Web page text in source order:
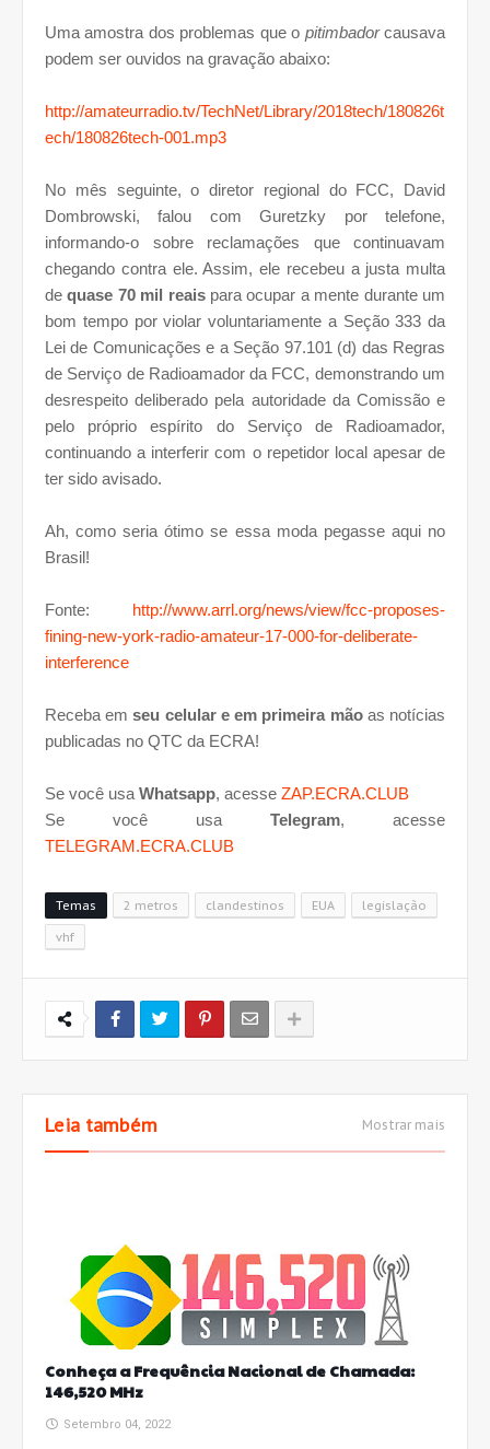
Uma amostra dos problemas que o pitimbadorcausava
podem ser ouvidos na gravação abaixo:
http://amateurradio.tv/TechNet/Library/2018tech/180826t
ech/180826tech-001.mp3
No mês seguinte, o diretor regional do FCC, David
Dombrowski, falou com Guretzky por telefone,
informando-o sobre reclamações que continuavam
chegando contra ele. Assim, ele recebeu a justa multa
dequase 70 mil reais para ocupar a mente durante um
bom tempo por violar voluntariamente a Seção 333 da
Lei de Comunicações e a Seção 97.101 (d) das Regras
de Serviço de Radioamador da FCC, demonstrando um
desrespeito deliberado pela autoridade da Comissão e
pelo próprio espírito do Serviço de Radioamador,
continuando a interferir com o repetidor local apesar de
ter sido avisado.
Ah, como seria ótimo se essa moda pegasse aqui no
Brasil!
Fonte: http://www.arrl.org/news/view/fcc-proposes-
fining-new-york-radio-amateur-17-000-for-deliberate-
interference
Receba emseu celular e em primeira mãoas notícias
publicadas no QTC da ECRA!
Se você usa Whatsapp, acesse ZAP.ECRA.CLUB
Se você usa Telegram, acesse
TELEGRAM.ECRA.CLUB
Temas 2 metros clandestinos EUA legislação
vhf
Leia também Mostrar mais
Conheça a Frequência Nacional de Chamada:
146,520 MHz
Setembro 04, 2022